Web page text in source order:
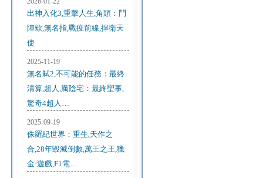
出神入化3,重擊人生,角頭：鬥
陣欸,無名指,戰疫前線,捍衛天
使
2025-11-19
無名弒2,不可能的任務：最終
清算,超人,厲陰宅：最終聖事,
驚奇4超人…
2025-09-19
侏羅紀世界：重生,天作之
合,28年毀滅倒數,萬王之王,獵
金·遊戲,F1電…